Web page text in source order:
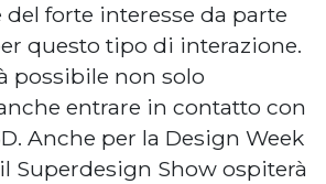
forte interesse da parte
questo tipo di interazione.
possibile non solo
entrare in contatto con
Anche per la Design Week
Superdesign Show ospiterà